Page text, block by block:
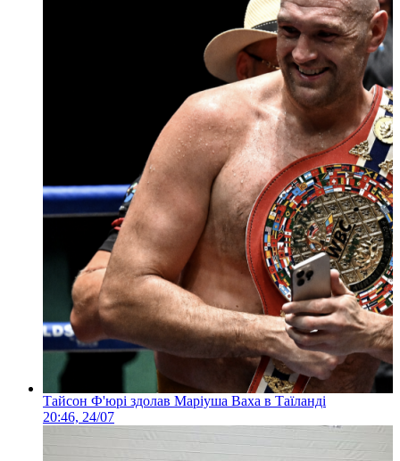
Тайсон Ф'юрі здолав Маріуша Ваха в Таїланді
20:46, 24/07